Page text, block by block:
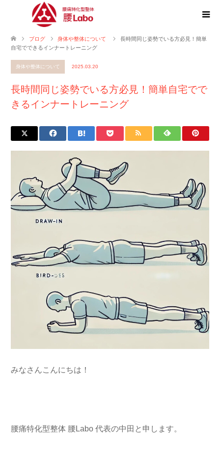
ブログ 身体や整体について
長時間同じ姿勢でいる方必見！簡単
自宅でできるインナートレーニング
身体や整体について 2025.03.20
長時間同じ姿勢でいる方必見！簡単自宅でで
きるインナートレーニング
みなさんこんにちは！
腰痛特化型整体 腰Labo 代表の中田と申します。